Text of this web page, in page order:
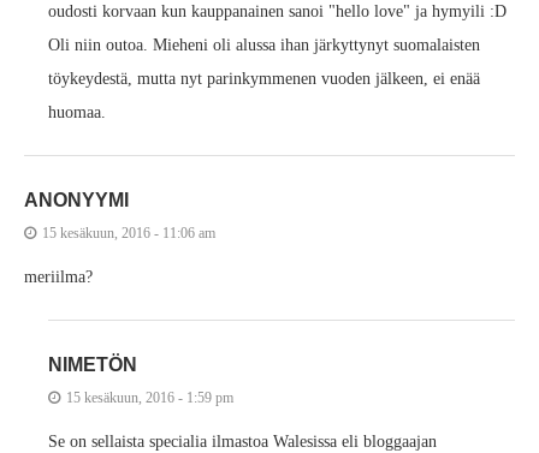
oudosti korvaan kun kauppanainen sanoi "hello love" ja hymyili :D
Oli niin outoa. Mieheni oli alussa ihan järkyttynyt suomalaisten
töykeydestä, mutta nyt parinkymmenen vuoden jälkeen, ei enää
huomaa.
ANONYYMI
15 kesäkuun, 2016 - 11:06 am
meriilma?
NIMETÖN
15 kesäkuun, 2016 - 1:59 pm
Se on sellaista specialia ilmastoa Walesissa eli bloggaajan